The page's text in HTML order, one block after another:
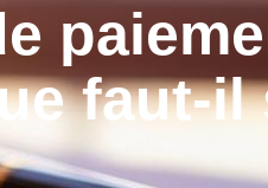
faut-